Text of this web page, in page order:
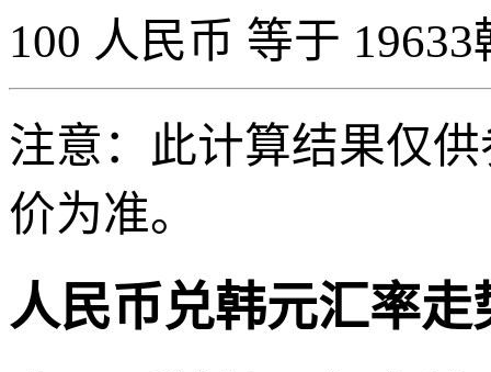
100 人民币 等于
注意：此计算结果仅
价为准。
人民币兑韩元汇率走